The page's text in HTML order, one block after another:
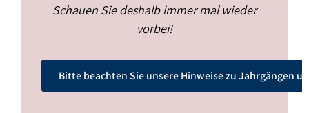
Schauen Sie deshalb immer mal wieder
vorbei!
Bitte beachten Sie unsere Hinweise zu Jahrgängen